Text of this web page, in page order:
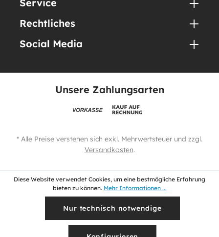
Service
Rechtliches
Social Media
Unsere Zahlungsarten
* Alle Preise verstehen sich exkl. Mehrwertsteuer und zzgl.
Versandkosten.
Diese Website verwendet Cookies, um eine bestmögliche Erfahrung
bieten zu können. Mehr Informationen ...
Nur technisch notwendige